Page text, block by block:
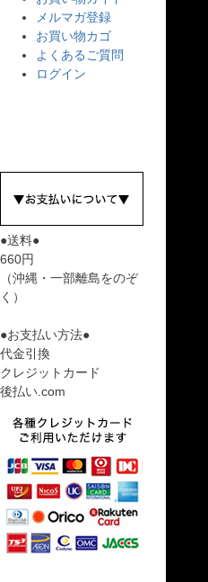
メルマガ登録
お買い物カゴ
よくあるご質問
ログイン
●送料●
660円
（沖縄・一部離島をのぞ
く）
●お支払い方法●
代金引換
クレジットカード
後払い.com